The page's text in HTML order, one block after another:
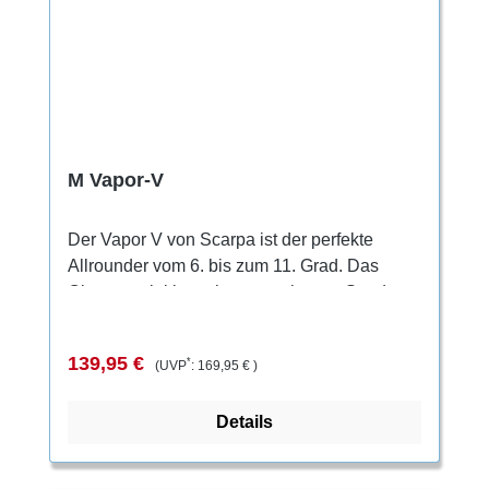
M Vapor-V
Der Vapor V von Scarpa ist der perfekte
Allrounder vom 6. bis zum 11. Grad. Das
Obermaterial besteht aus mehreren Suede-
perfekt an den Fuß schmiegt, ohne
erhält durch das Bi-Tension-System eine
Die Zwischensohle, ein Flexan Einsatz,
Verkaufspreis:
139,95 € (UVP*: Regulärer Preis:
169,95 € )
Details